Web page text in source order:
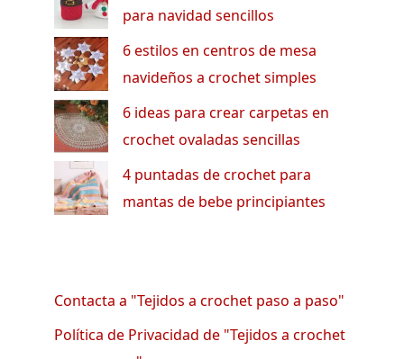
para navidad sencillos
6 estilos en centros de mesa
navideños a crochet simples
6 ideas para crear carpetas en
crochet ovaladas sencillas
4 puntadas de crochet para
mantas de bebe principiantes
Contacta a "Tejidos a crochet paso a paso"
Política de Privacidad de "Tejidos a crochet